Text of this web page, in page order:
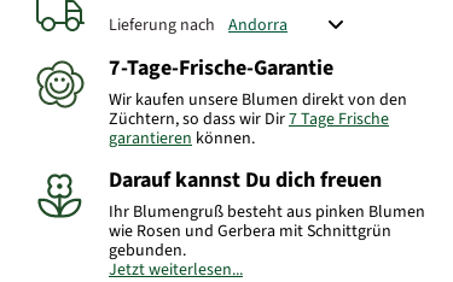
Lieferung nach
7-Tage-Frische-Garantie
Wir kaufen unsere Blumen direkt von den
Züchtern, so dass wir Dir7 Tage Frische
garantieren können.
Darauf kannst Du dich freuen
Ihr Blumengruß besteht aus pinken Blumen
wie Rosen und Gerbera mit Schnittgrün
gebunden.
Jetzt weiterlesen...